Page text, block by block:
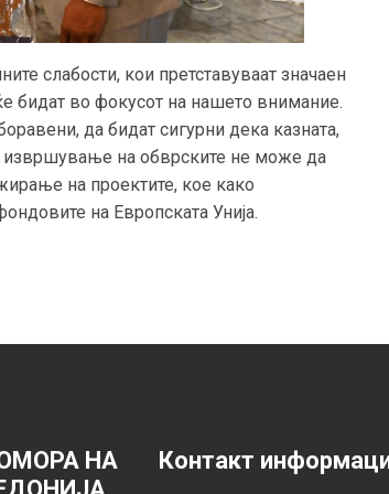
слабости, кои претставуваат значаен
бидат во фокусот на нашето внимание.
да бидат сигурни дека казната,
извршување на обврските не може да
на проектите, кое како
на Европската Унија.
НА
Контакт